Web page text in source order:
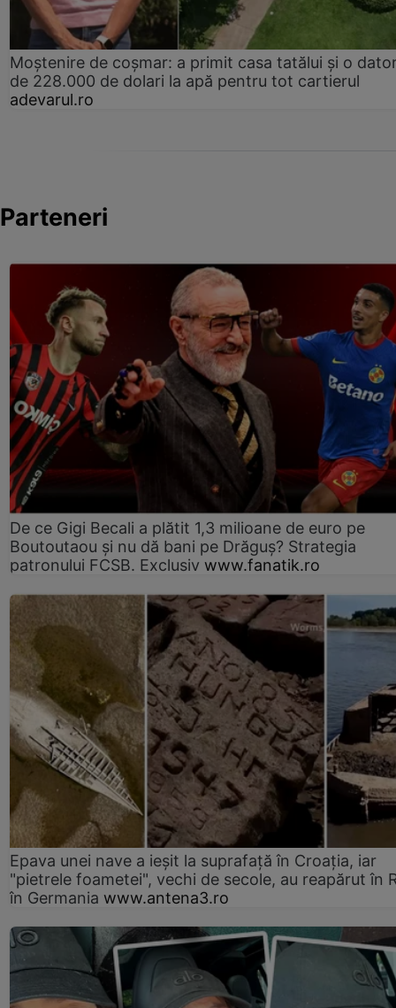
Moștenire de coșmar: a primit casa tatălui și o
de 228.000 de dolari la apă pentru tot cartierul
adevarul.ro
Parteneri
De ce Gigi Becali a plătit 1,3 milioane de euro pe
Boutoutaou și nu dă bani pe Drăguș? Strategia
patronului FCSB. Exclusiv www.fanatik.ro
Epava unei nave a ieșit la suprafață în Croația, iar
"pietrele foametei", vechi de secole, au reapărut în
în Germania www.antena3.ro